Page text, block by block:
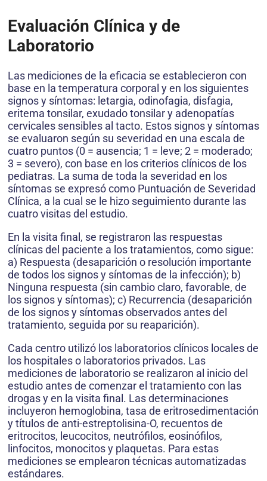
Evaluación Clínica y de
Laboratorio
Las mediciones de la eficacia se establecieron con
base en la temperatura corporal y en los siguientes
signos y síntomas: letargia, odinofagia, disfagia,
eritema tonsilar, exudado tonsilar y adenopatías
cervicales sensibles al tacto. Estos signos y síntomas
se evaluaron según su severidad en una escala de
cuatro puntos (0 = ausencia; 1 = leve; 2 = moderado;
3 = severo), con base en los criterios clínicos de los
pediatras. La suma de toda la severidad en los
síntomas se expresó como Puntuación de Severidad
Clínica, a la cual se le hizo seguimiento durante las
cuatro visitas del estudio.
En la visita final, se registraron las respuestas
clínicas del paciente a los tratamientos, como sigue:
a) Respuesta (desaparición o resolución importante
de todos los signos y síntomas de la infección); b)
Ninguna respuesta (sin cambio claro, favorable, de
los signos y síntomas); c) Recurrencia (desaparición
de los signos y síntomas observados antes del
tratamiento, seguida por su reaparición).
Cada centro utilizó los laboratorios clínicos locales de
los hospitales o laboratorios privados. Las
mediciones de laboratorio se realizaron al inicio del
estudio antes de comenzar el tratamiento con las
drogas y en la visita final. Las determinaciones
incluyeron hemoglobina, tasa de eritrosedimentación
y títulos de anti-estreptolisina-O, recuentos de
eritrocitos, leucocitos, neutrófilos, eosinófilos,
linfocitos, monocitos y plaquetas. Para estas
mediciones se emplearon técnicas automatizadas
estándares.